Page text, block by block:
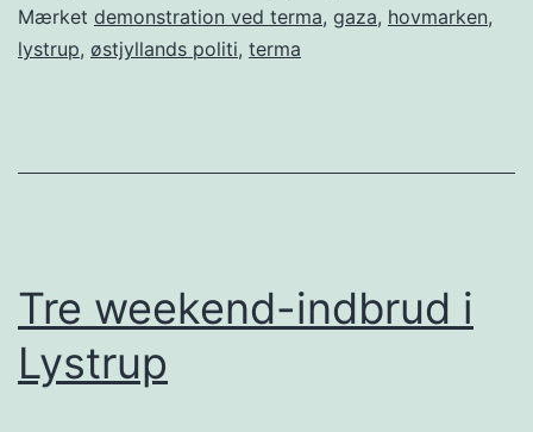
Mærket demonstration ved terma, gaza, hovmarken,
lystrup, østjyllands politi, terma
Tre weekend-indbrud i
Lystrup